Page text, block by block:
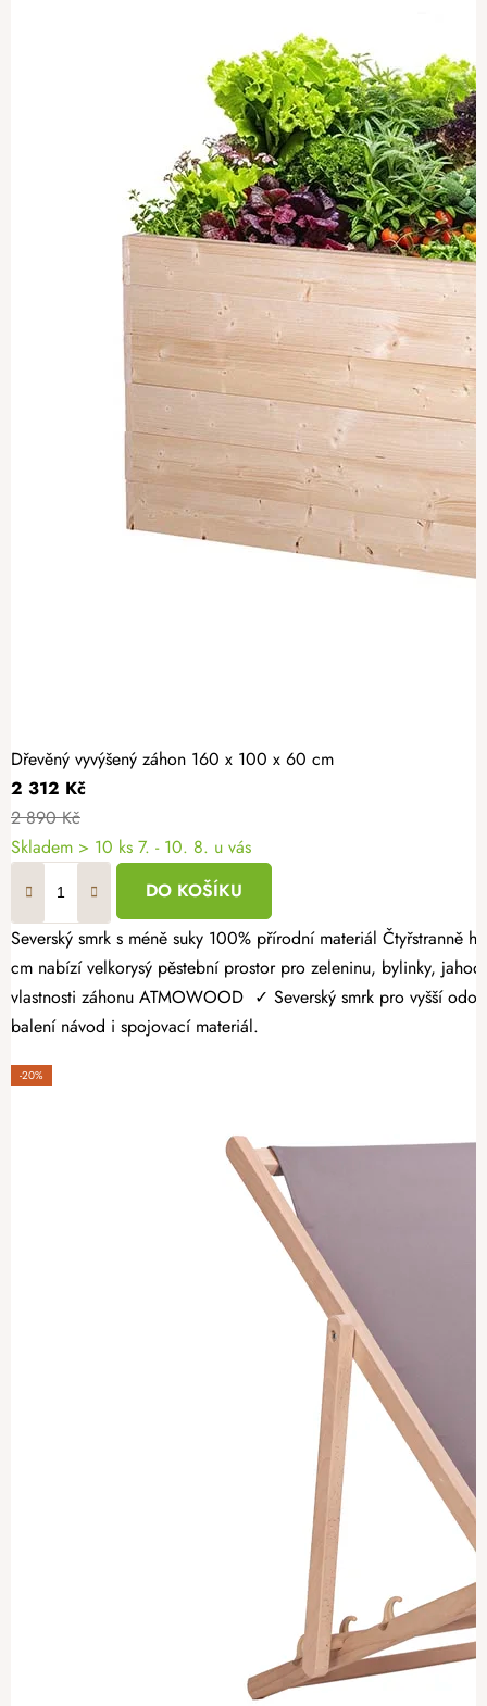
Dřevěný vyvýšený záhon 160 x 100 x 60 cm
2 312 Kč
2 890 Kč
Skladem > 10 ks 7. - 10. 8. u vás
DO KOŠÍKU
Severský smrk s méně suky 100% přírodní materiál Čtyřstranně hoblovaný masiv Dopřejte si radost z vlastní úrody a vytvořte si zahrádku přesně podle svých představ. Dřevěný vyvýšený záhon 160 × 100 × 60
cm nabízí velkorysý pěstební prostor pro zeleninu, bylinky,
vlastnosti záhonu ATMOWOOD ✓ Severský smrk pro vyšší
balení návod i spojovací materiál.
-20%